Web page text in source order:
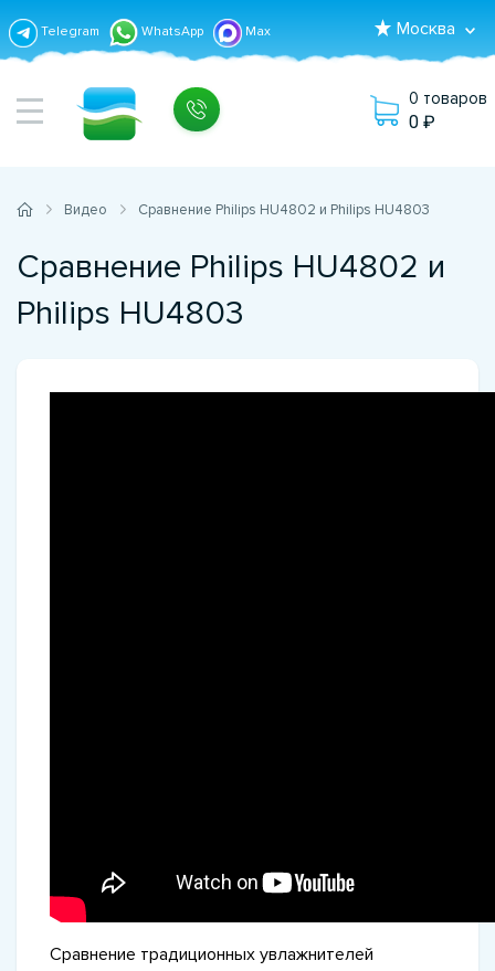
Telegram WhatsApp Max Москва
0 товаров
0
Видео Сравнение Philips HU4802 и Philips HU4803
Сравнение Philips HU4802 и
Philips HU4803
Сравнение традиционных увлажнителей